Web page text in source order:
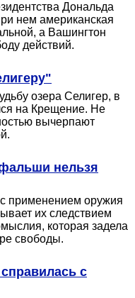
Дональда
нем американская
а Вашингтон
действий.
озера Селигер, в
на Крещение. Не
вычерпают
нельзя
применением оружия
их следствием
которая задела
свободы.
с